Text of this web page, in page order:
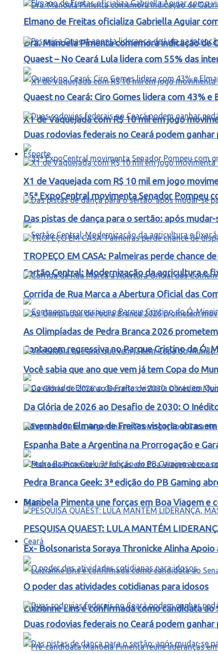
Dra. Manoela Pimenta comemora indicação
X1 de Vaquejada com R$ 10 mil em jogo
35ª ExpoCentral movimenta Senador Pompeu
Sertão Central: Modernização da agricultura e
Contagem regressiva no Parque Cristino do Ó:
Governador Elmano de Freitas vistoria obras
Manoela Pimenta une forças em Boa Viagem e
Ceará
Luizianne Lins é confirmada como candidata ao
Elmano de Freitas oficializa Gabriella Aguiar
Quaest – No Ceará Lula lidera com 55% das
Quaest no Ceará: Ciro Gomes lidera com 43%
Duas rodovias federais no Ceará podem
Esporte
X1 de Vaquejada com R$ 10 mil em jogo
Das pistas de dança para o sertão: após
TROPEÇO EM CASA: Palmeiras perde chance
Corrida de Rua Marca a Abertura Oficial das
As Olimpíadas de Pedra Branca 2026
Você sabia que ano que vem já tem Copa do
Da Glória de 2026 ao Desafio de 2030: O
Espanha Bate a Argentina na Prorrogação e
Pedra Branca Geek: 3ª edição do PB Gaming
Brasil
PESQUISA QUAEST: LULA MANTÉM
Ex- Bolsonarista Soraya Thronicke Alinha Apoio
O poder das atividades cotidianas para idosos
Duas rodovias federais no Ceará podem